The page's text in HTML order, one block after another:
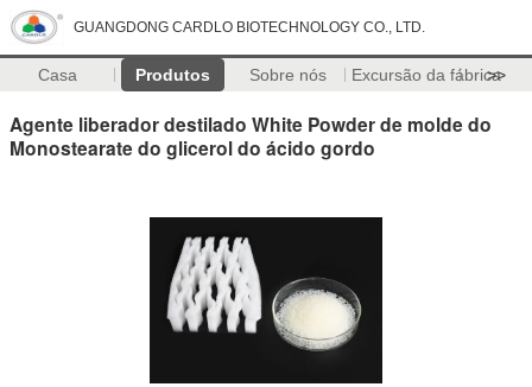
GUANGDONG CARDLO BIOTECHNOLOGY CO., LTD.
Casa Produtos Sobre nós Excursão da fábrica
>>
Agente liberador destilado White Powder de molde do
Monostearate do glicerol do ácido gordo